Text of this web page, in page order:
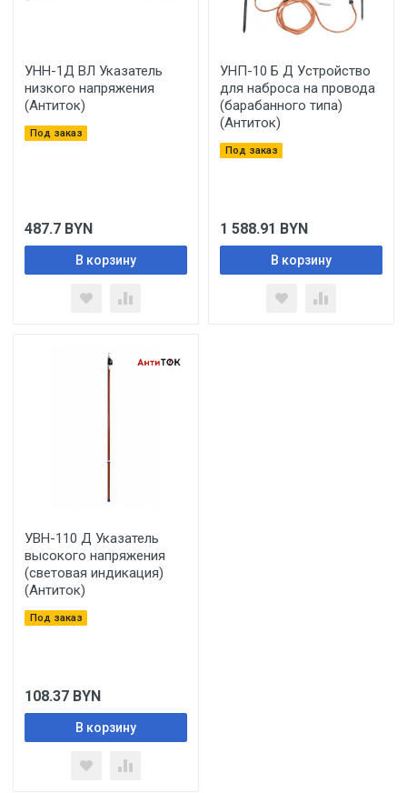
УНН-1Д ВЛ Указатель
низкого напряжения
(Антиток)
Под заказ
487.7 BYN
В корзину
УНП-10 Б Д Устройство
для наброса на провода
(барабанного типа)
(Антиток)
Под заказ
1 588.91 BYN
В корзину
УВН-110 Д Указатель
высокого напряжения
(световая индикация)
(Антиток)
Под заказ
108.37 BYN
В корзину